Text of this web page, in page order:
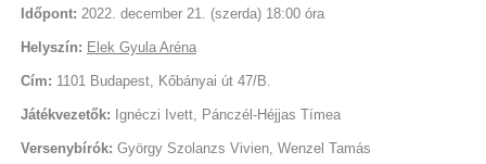
Időpont: 2022. december 21. (szerda) 18:00 óra
Helyszín: Elek Gyula Aréna
Cím: 1101 Budapest, Kőbányai út 47/B.
Játékvezetők: Ignéczi Ivett, Pánczél-Héjjas Tímea
Versenybírók: György Szolanzs Vivien, Wenzel Tamás